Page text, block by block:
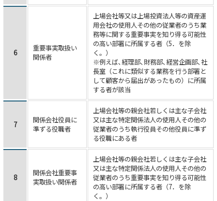
6
重要事実取扱い
関係者
上場会社等又は上場投資法人等の資産運
用会社の使用人その他の従業者のうち業
務等に関する重要事実を知り得る可能性
の高い部署に所属する者（5．を除
く。）
※例えば､経理部､財務部､経営企画部､社
長室（これに類似する業務を行う部署と
して顧客から届出があったもの）に所属
する者が該当
7
関係会社役員に
準ずる役職者
上場会社等の親会社若しくは主な子会社
又は主な特定関係法人の使用人その他の
従業者のうち執行役員その他役員に準ず
る役職にある者
8
関係会社重要事
実取扱い関係者
上場会社等の親会社若しくは主な子会社
又は主な特定関係法人の使用人その他の
従業者のうち重要事実を知り得る可能性
の高い部署に所属する者（7．を除
く。）